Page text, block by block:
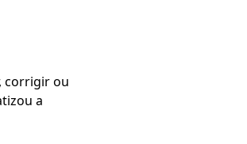
corrigir ou
a